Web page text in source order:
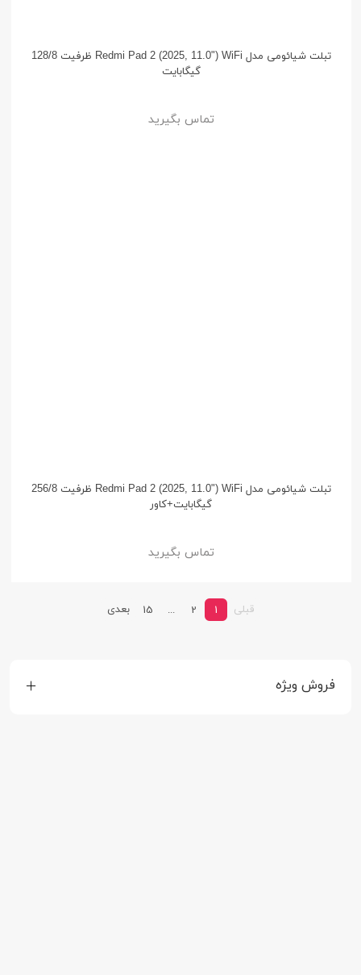
تبلت شیائومی مدل Redmi Pad 2 (2025, 11.0") WiFi ظرفیت 128/8
گیگابایت
تماس بگیرید
تبلت شیائومی مدل Redmi Pad 2 (2025, 11.0") WiFi ظرفیت 256/8
گیگابایت+کاور
تماس بگیرید
قبلی 1
2
...
15 بعدی
فروش ویژه